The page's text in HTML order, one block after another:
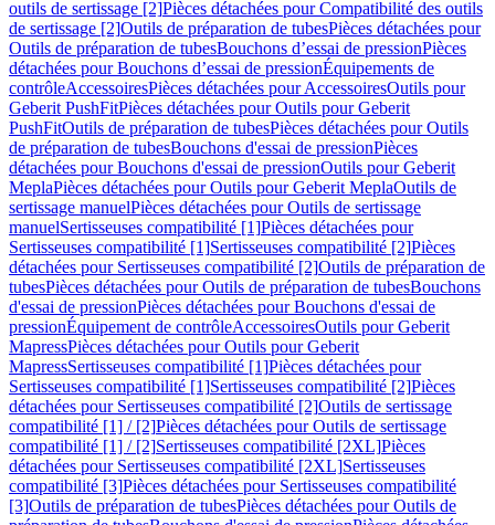
outils de sertissage [2]Pièces détachées pour Compatibilité des outils
de sertissage [2]Outils de préparation de tubesPièces détachées pour
Outils de préparation de tubesBouchons d’essai de pressionPièces
détachées pour Bouchons d’essai de pressionÉquipements de
contrôleAccessoiresPièces détachées pour AccessoiresOutils pour
Geberit PushFitPièces détachées pour Outils pour Geberit
PushFitOutils de préparation de tubesPièces détachées pour Outils
de préparation de tubesBouchons d'essai de pressionPièces
détachées pour Bouchons d'essai de pressionOutils pour Geberit
MeplaPièces détachées pour Outils pour Geberit MeplaOutils de
sertissage manuelPièces détachées pour Outils de sertissage
manuelSertisseuses compatibilité [1]Pièces détachées pour
Sertisseuses compatibilité [1]Sertisseuses compatibilité [2]Pièces
détachées pour Sertisseuses compatibilité [2]Outils de préparation de
tubesPièces détachées pour Outils de préparation de tubesBouchons
d'essai de pressionPièces détachées pour Bouchons d'essai de
pressionÉquipement de contrôleAccessoiresOutils pour Geberit
MapressPièces détachées pour Outils pour Geberit
MapressSertisseuses compatibilité [1]Pièces détachées pour
Sertisseuses compatibilité [1]Sertisseuses compatibilité [2]Pièces
détachées pour Sertisseuses compatibilité [2]Outils de sertissage
compatibilité [1] / [2]Pièces détachées pour Outils de sertissage
compatibilité [1] / [2]Sertisseuses compatibilité [2XL]Pièces
détachées pour Sertisseuses compatibilité [2XL]Sertisseuses
compatibilité [3]Pièces détachées pour Sertisseuses compatibilité
[3]Outils de préparation de tubesPièces détachées pour Outils de